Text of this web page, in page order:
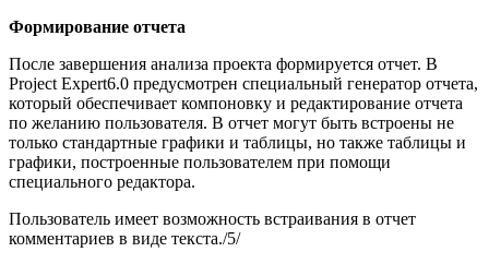
Формирование отчета
После завершения анализа проекта формируется отчет. В
Project Expert6.0 предусмотрен специальный генератор отчета,
который обес­печивает компоновку и редактирование отчета
по желанию пользо­вателя. В отчет могут быть встроены не
только стандартные графики и таблицы, но также таблицы и
графики, построенные пользовате­лем при помощи
специального редактора.
Пользователь имеет возможность встраивания в отчет
комментариев в виде текста./5/